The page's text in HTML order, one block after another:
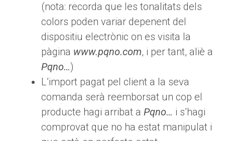
(nota: recorda que les tonalitats dels
colors poden variar depenent del
dispositiu electrònic on es visita la
pàgina www.pqno.com, i per tant, aliè a
Pqno…)
L’import pagat pel client a la seva
comanda serà reemborsat un cop el
producte hagi arribat a Pqno… i s’hagi
comprovat que no ha estat manipulat i